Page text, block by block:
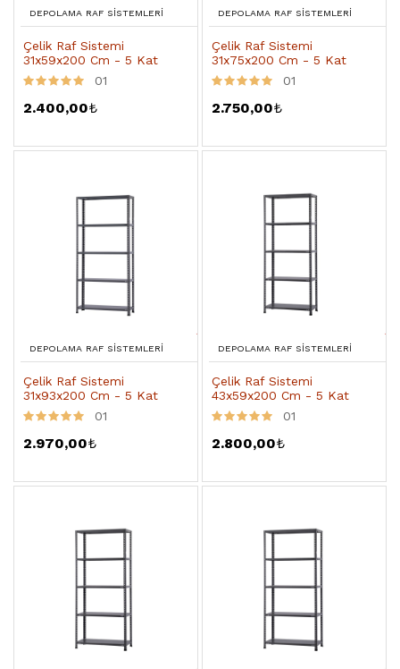
DEPOLAMA RAF SISTEMLERI
Çelik Raf Sistemi
31x59x200 Cm - 5 Kat
01
2.400,00₺
DEPOLAMA RAF SISTEMLERI
Çelik Raf Sistemi
31x75x200 Cm - 5 Kat
01
2.750,00₺
DEPOLAMA RAF SISTEMLERI
Çelik Raf Sistemi
31x93x200 Cm - 5 Kat
01
2.970,00₺
DEPOLAMA RAF SISTEMLERI
Çelik Raf Sistemi
43x59x200 Cm - 5 Kat
01
2.800,00₺